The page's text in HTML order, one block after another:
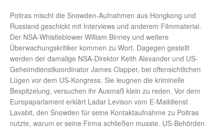
Poitras mischt die Snowden-Aufnahmen aus Hongkong und
Russland geschickt mit Interviews und anderem Filmmaterial.
Der NSA-Whistleblower William Binney und weitere
Überwachungskritiker kommen zu Wort. Dagegen gestellt
werden der damalige NSA-Direktor Keith Alexander und US-
Geheimdienstkoordinator James Clapper, bei offensichtlichen
Lügen vor dem US-Kongress. Sie leugnen die kriminelle
Bespitzelung, versuchen ihr Ausmaß klein zu reden. Vor dem
Europaparlament erklärt Ladar Levison vom E-Maildienst
Lavabit, den Snowden für seine Kontaktaufnahme zu Poitras
nutzte, warum er seine Firma schließen musste. US-Behörden